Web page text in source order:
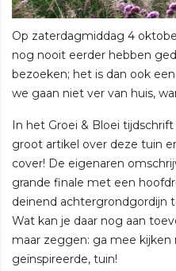
Op zaterdagmiddag 4
nog nooit eerder hebben
bezoeken; het is dan ook
we gaan niet ver van huis,
In het Groei & Bloei
groot artikel over deze tuin
cover! De eigenaren
grande finale met een
deinend achtergrondgordijn
Wat kan je daar nog aan
maar zeggen: ga mee kijken
geïnspireerde, tuin!